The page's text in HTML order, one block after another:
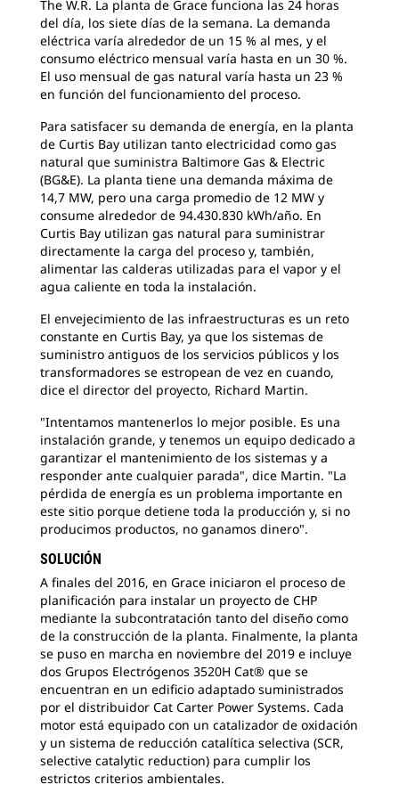
The W.R. La planta de Grace funciona las 24 horas
del día, los siete días de la semana. La demanda
eléctrica varía alrededor de un 15 % al mes, y el
consumo eléctrico mensual varía hasta en un 30 %.
El uso mensual de gas natural varía hasta un 23 %
en función del funcionamiento del proceso.
Para satisfacer su demanda de energía, en la planta
de Curtis Bay utilizan tanto electricidad como gas
natural que suministra Baltimore Gas & Electric
(BG&E). La planta tiene una demanda máxima de
14,7 MW, pero una carga promedio de 12 MW y
consume alrededor de 94.430.830 kWh/año. En
Curtis Bay utilizan gas natural para suministrar
directamente la carga del proceso y, también,
alimentar las calderas utilizadas para el vapor y el
agua caliente en toda la instalación.
El envejecimiento de las infraestructuras es un reto
constante en Curtis Bay, ya que los sistemas de
suministro antiguos de los servicios públicos y los
transformadores se estropean de vez en cuando,
dice el director del proyecto, Richard Martin.
"Intentamos mantenerlos lo mejor posible. Es una
instalación grande, y tenemos un equipo dedicado a
garantizar el mantenimiento de los sistemas y a
responder ante cualquier parada", dice Martin. "La
pérdida de energía es un problema importante en
este sitio porque detiene toda la producción y, si no
producimos productos, no ganamos dinero".
SOLUCIÓN
A finales del 2016, en Grace iniciaron el proceso de
planificación para instalar un proyecto de CHP
mediante la subcontratación tanto del diseño como
de la construcción de la planta. Finalmente, la planta
se puso en marcha en noviembre del 2019 e incluye
dos Grupos Electrógenos 3520H Cat® que se
encuentran en un edificio adaptado suministrados
por el distribuidor Cat Carter Power Systems. Cada
motor está equipado con un catalizador de oxidación
y un sistema de reducción catalítica selectiva (SCR,
selective catalytic reduction) para cumplir los
estrictos criterios ambientales.